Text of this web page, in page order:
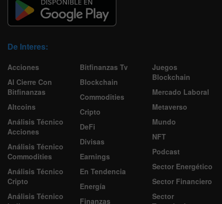
De Interes:
Acciones
Al Cierre Con
Bitfinanzas
Altcoins
Análisis Técnico
Acciones
Análisis Técnico
Commodities
Análisis Técnico
Cripto
Análisis Técnico
Bitfinanzas Tv
Blockchain
Commodities
Cripto
DeFi
Divisas
Earnings
En Tendencia
Energía
Finanzas
Juegos
Blockchain
Mercado Laboral
Metaverso
Mundo
NFT
Podcast
Sector Energético
Sector Financiero
Sector